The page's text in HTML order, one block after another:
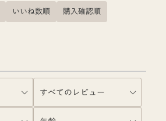
いいね数順 購入確認順